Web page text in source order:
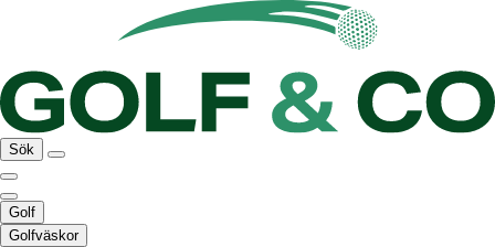
Sök
Golf
Golfväskor